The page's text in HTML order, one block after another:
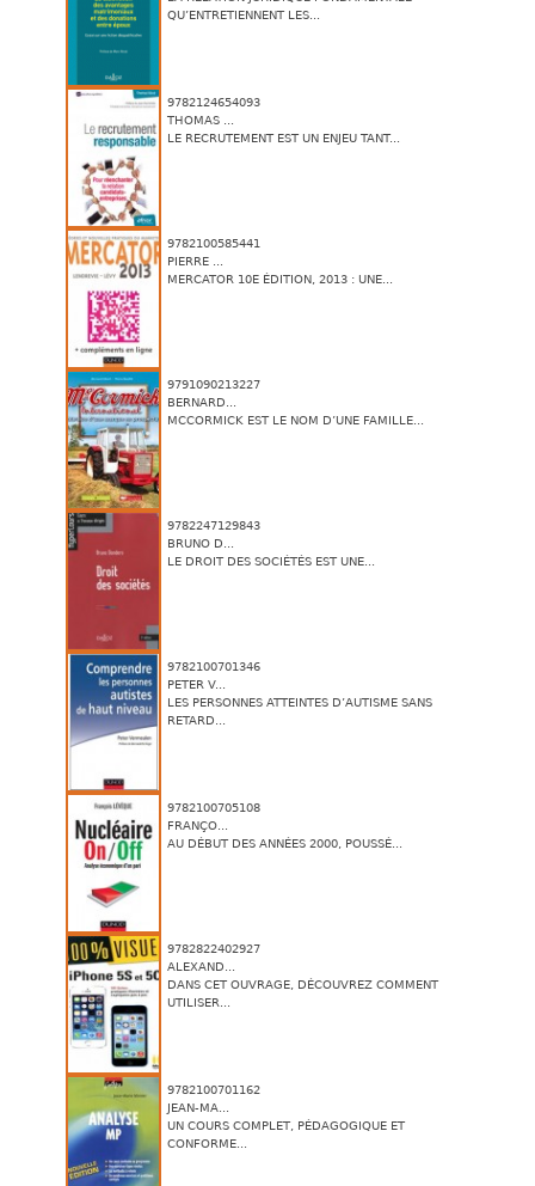
QU’ENTRETIENNENT LES...
9782124654093
THOMAS ...
LE RECRUTEMENT EST UN ENJEU TANT...
9782100585441
PIERRE ...
MERCATOR 10E ÉDITION, 2013 : UNE...
9791090213227
BERNARD...
MCCORMICK EST LE NOM D’UNE FAMILLE...
9782247129843
BRUNO D...
LE DROIT DES SOCIÉTÉS EST UNE...
9782100701346
PETER V...
LES PERSONNES ATTEINTES D’AUTISME SANS
RETARD...
9782100705108
FRANÇO...
AU DÉBUT DES ANNÉES 2000, POUSSÉ...
9782822402927
ALEXAND...
DANS CET OUVRAGE, DÉCOUVREZ COMMENT
UTILISER...
9782100701162
JEAN-MA...
UN COURS COMPLET, PÉDAGOGIQUE ET
CONFORME...